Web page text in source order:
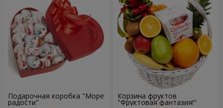
Подарочная коробка "Море
радости"
Корзина фруктов
"Фруктовая фантазия!"